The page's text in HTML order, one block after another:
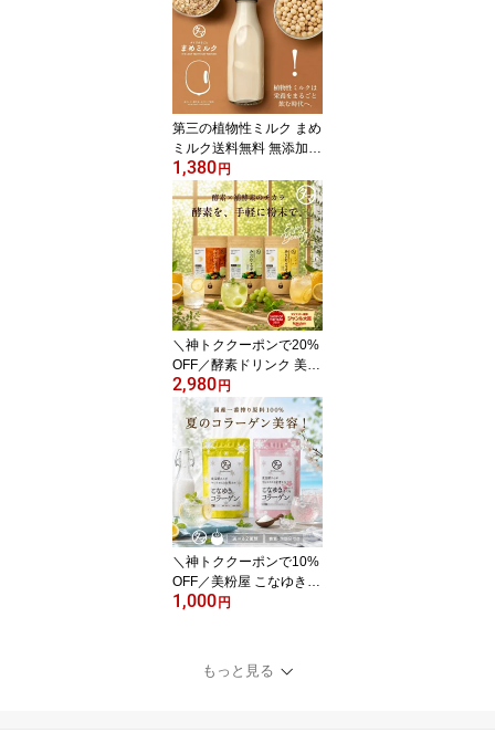
ン W配合 25種の美容成
分 高タンパク低糖質 プ
ロテイン ダイエット 置
き換え 完全栄養食 プロ
テインパウダー
第三の植物性ミルク まめ
ミルク送料無料 無添加
大豆生まれの人と環境に
優しい、次世代の植物性
ミルクパウダー | 豆乳 お
買い物マラソン
1,380円
＼神トククーポンで20%
OFF／酵素ドリンク 美粉
屋 みらいのこうそ 100,0
00mg 砂糖不使用 長期熟
成酵素と酵母・麹も配合|
酵素 ドリンク サプリ フ
ァスティング 断食 酵素
ダイエット サプリメント
ビタミン
2,980円
＼神トククーポンで10%
OFF／美粉屋 こなゆきコ
ラーゲン 100000mg 一
ーゲンパウダー 1000円
ポッキリ 送料無料 | 国産
1,000円
もっと見る